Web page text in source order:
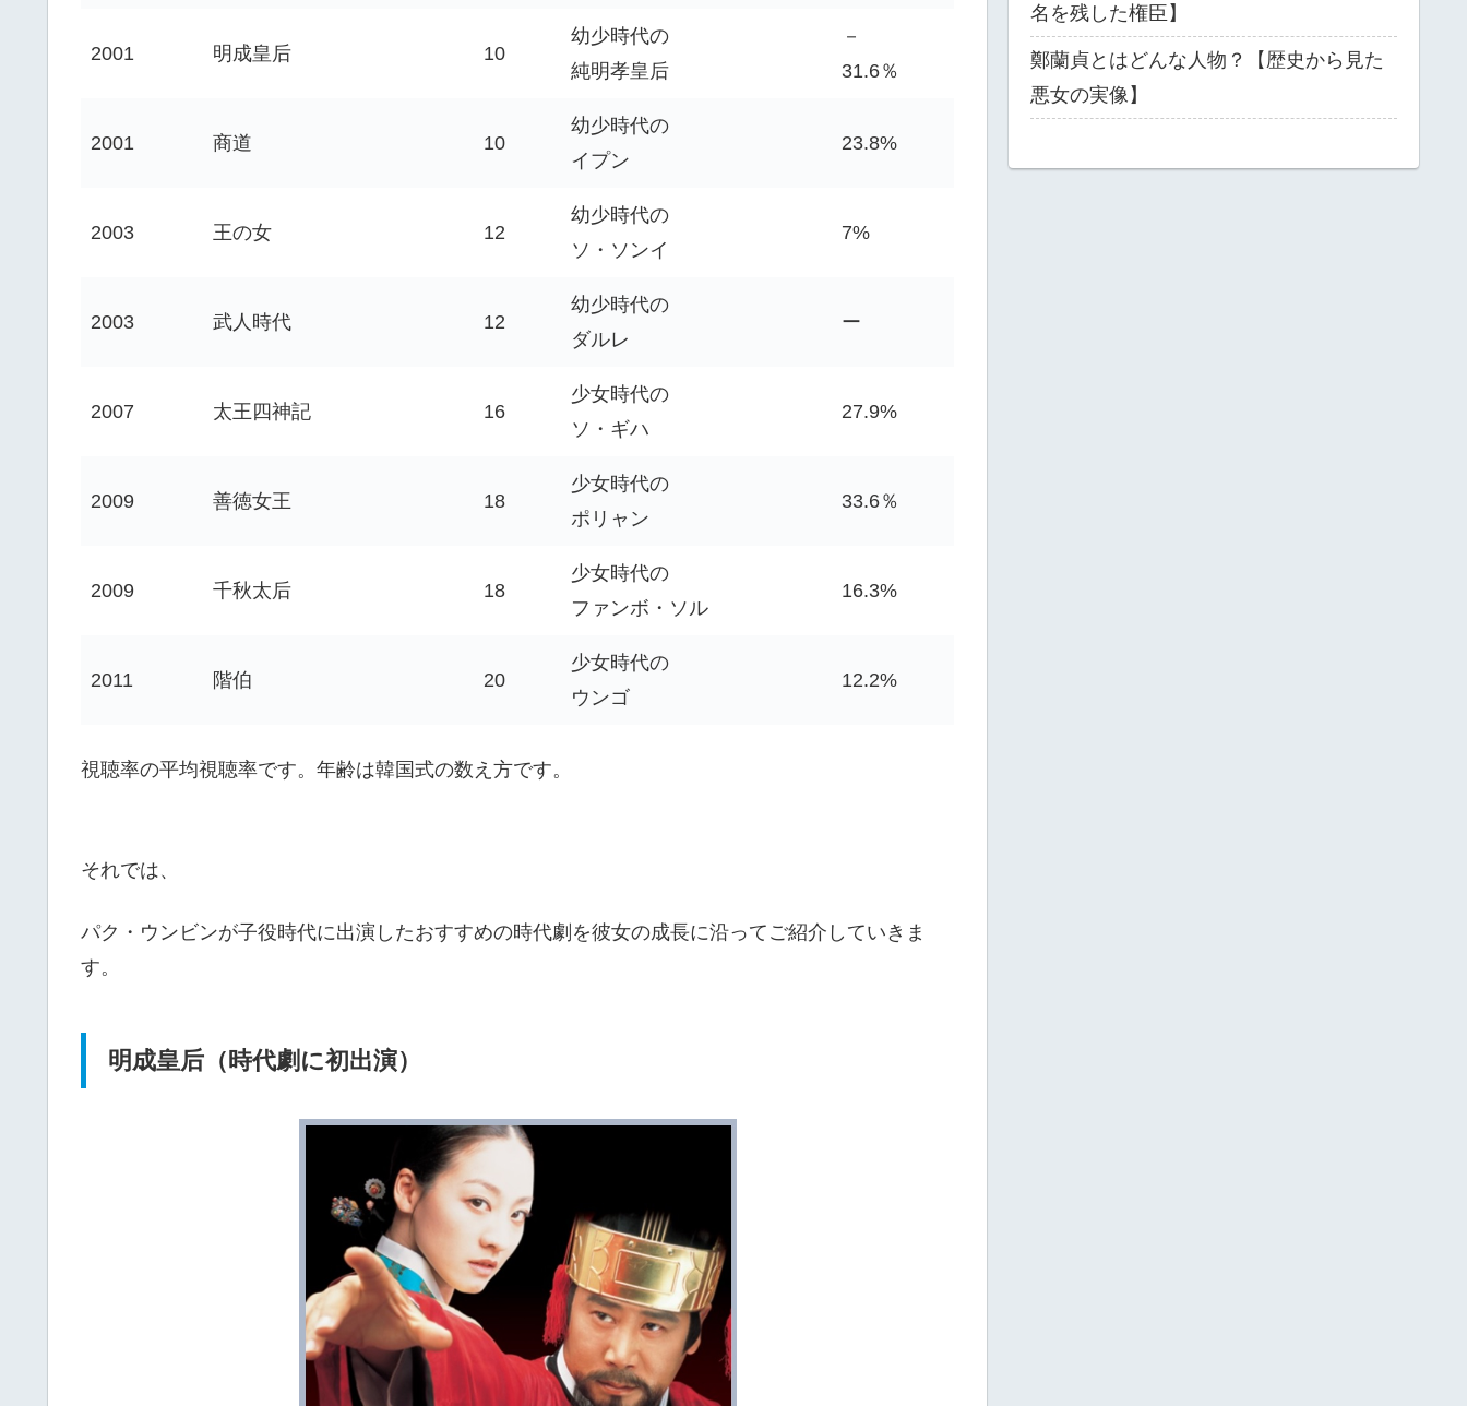
2001 明成皇后 10
幼少時代の
純明孝皇后
－
31.6％
2001 商道 10
幼少時代の
イプン
23.8%
2003 王の女 12
幼少時代の
ソ・ソンイ
7%
2003 武人時代 12
幼少時代の
ダルレ
ー
2007 太王四神記 16
少女時代の
ソ・ギハ
27.9%
2009 善徳女王 18
少女時代の
ポリャン
33.6％
2009 千秋太后 18
少女時代の
ファンボ・ソル
16.3%
2011 階伯 20
少女時代の
ウンゴ
12.2%
視聴率の平均視聴率です。年齢は韓国式の数え方です。
それでは、
パク・ウンビンが子役時代に出演したおすすめの時代劇を彼女の成長に沿ってご紹介していきま
す。
明成皇后（時代劇に初出演）
名を残した権臣】
鄭蘭貞とはどんな人物？【歴史から見た
悪女の実像】